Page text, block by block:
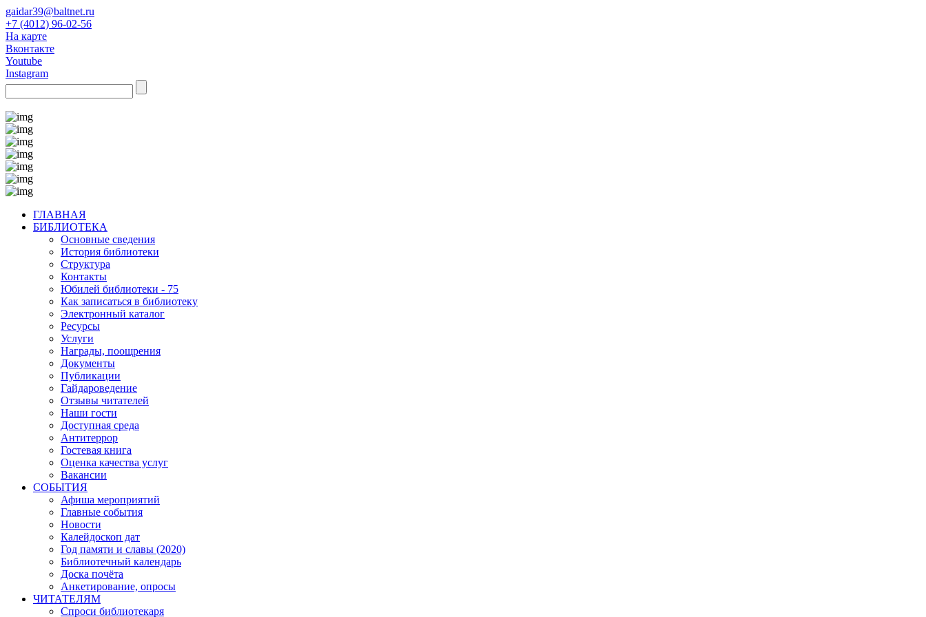
gaidar39@baltnet.ru
+7 (4012) 96-02-56
На карте
Вконтакте
Youtube
Instagram
ГЛАВНАЯ
БИБЛИОТЕКА
Основные сведения
История библиотеки
Структура
Контакты
Юбилей библиотеки - 75
Как записаться в библиотеку
Электронный каталог
Ресурсы
Услуги
Награды, поощрения
Документы
Публикации
Гайдароведение
Отзывы читателей
Наши гости
Доступная среда
Антитеррор
Гостевая книга
Оценка качества услуг
Вакансии
СОБЫТИЯ
Афиша мероприятий
Главные события
Новости
Калейдоскоп дат
Год памяти и славы (2020)
Библиотечный календарь
Доска почёта
Анкетирование, опросы
ЧИТАТЕЛЯМ
Спроси библиотекаря